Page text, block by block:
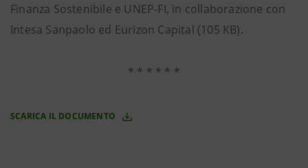
Finanza Sostenibile e UNEP-FI, in collaborazione con
Intesa Sanpaolo ed Eurizon Capital (105 KB).
* * * * * *
SCARICA IL DOCUMENTO